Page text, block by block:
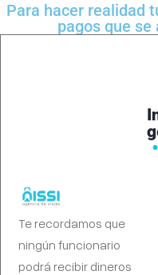
Para hacer realidad
pagos que
Te recordamos que
ningún funcionario
podrá recibir dineros